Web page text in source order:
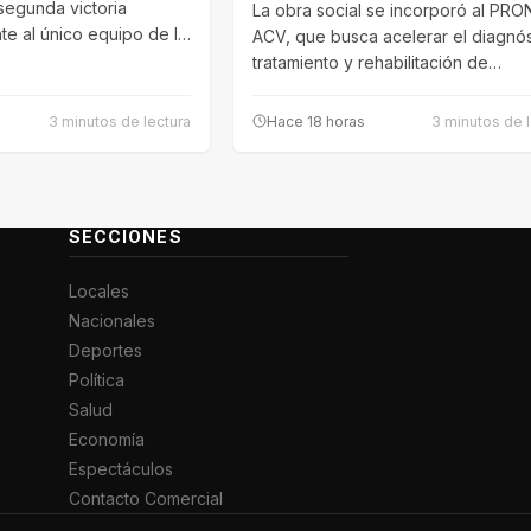
victoria
al único equipo de la
3 minutos de lectura
La obra social se incorporó al
ACV, que busca acelerar el
tratamiento y rehabilitación de
Hace 18 horas 3 minutos de
SECCIONES
Locales
Nacionales
Deportes
Política
Salud
Economía
Espectáculos
Contacto Comercial